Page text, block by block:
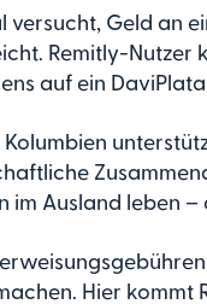
versucht, Geld an
Remitly-Nutzer
auf ein
Kolumbien
Ausland leben –
Hier kommt